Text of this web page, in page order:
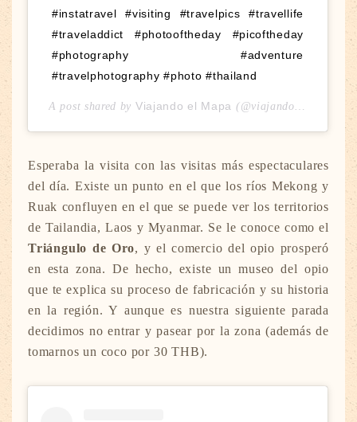
#instatravel #visiting #travelpics #travellife
#traveladdict #photooftheday #picoftheday
#photography #adventure
#travelphotography #photo #thailand
A post shared by Viajando el Mapa (@viajandoelmapa) on
Esperaba la visita con las visitas más espectaculares
del día. Existe un punto en el que los ríos Mekong y
Ruak confluyen en el que se puede ver los territorios
de Tailandia, Laos y Myanmar. Se le conoce como el
Triángulo de Oro, y el comercio del opio prosperó
en esta zona. De hecho, existe un museo del opio
que te explica su proceso de fabricación y su historia
en la región. Y aunque es nuestra siguiente parada
decidimos no entrar y pasear por la zona (además de
tomarnos un coco por 30 THB).